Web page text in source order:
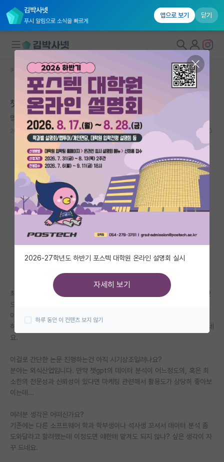
김박사넷
푸시 알림으로 소식을 빠르게
앱으로 보기 닫기
대학원생 모집
국내대학원 정보
연구실&오픈랩
커뮤니티
커뮤니티 홈
전체글보기
베스트 게시판
IF 명예의전당
자유 게시판(아무개랩)
미국 유학 게시판
미국 대학원 합격 후기 게시판
대학원 합격 후기 게시판
석박사 채용 정보 게시판
임용 정보 게시판
취업 게시판
임용 후기 게시판
커뮤니티 홈 반도체/AI 게시판
챗gpt를 통한 데이터 분석 논문?
명석한 찰스 배비지
2024.11.07 4 2048
최근 챗 gpt 유료 결제하고 이리저리 기능 시험중인데, 이녀석 파이썬 기반
으로 간단한 텍스트데이터 분석이 가능하네요.
아주 큰 데이터는 애가 읽다가 어훟 이거 너무커서 무린듯 ㅎㅎ;;하고 거절
하는데 적당한 사이즈 정도의 데이터는 어지간한 텍스트 마이닝 다 진행되네
요.
이걸로 간단한 논문 진행하는건 아직 시기상조일려나요?
분야는 외식산업입니다. 만약 챗gpt의 데이터 분석이 어느정도의, 혹은 최
소한의 전문성과 신뢰성이 있다면 마케팅 관련해서 활용도가 상당히 좋아보
이는데...
여러분 생각은 어떠신가요?
기존에는 다른 소프트웨어 학과 학부생이나 석사생 꼬셔서 데이터 분석 좀
도와달라고 할려했는데 이정도면 얘한테 맡겨도 되지 않나? 싶은 생각이 자
꾸 드네요.
2026-27학년도 하반기 포스텍 대학원 온라인 설명회 실시
자세히 보기
하루 동안 이 컨텐츠 보지 않기